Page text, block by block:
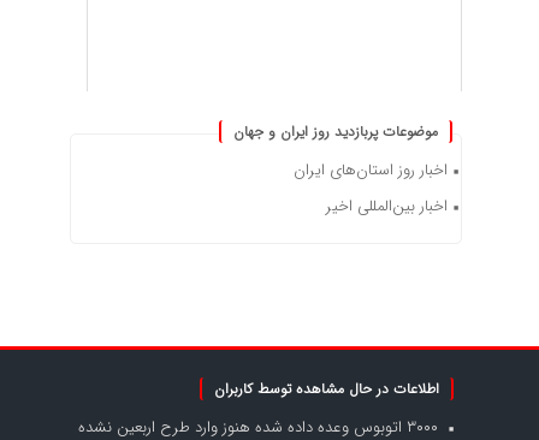
موضوعات پربازدید روز ایران و جهان
اخبار روز استان‌های ایران
اخبار بین‌المللی اخیر
اطلاعات در حال مشاهده توسط کاربران
۳۰۰۰ اتوبوس وعده داده شده هنوز وارد طرح اربعین نشده